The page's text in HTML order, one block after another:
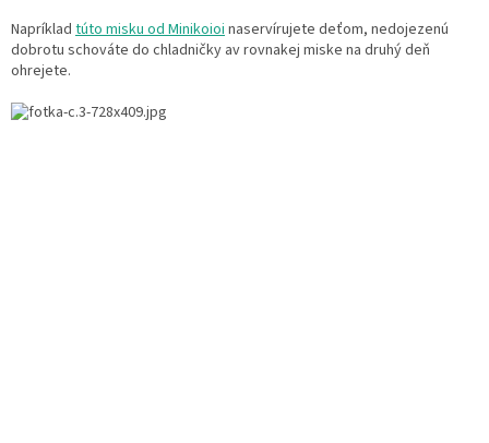
Napríklad túto misku od Minikoioi naservírujete deťom, nedojezenú
dobrotu schováte do chladničky av rovnakej miske na druhý deň
ohrejete.